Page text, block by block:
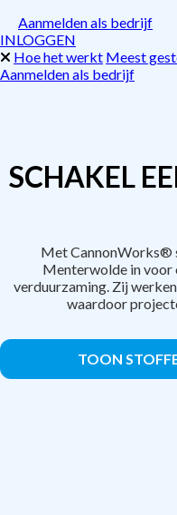
Aanmelden als bedrijf
INLOGGEN
Hoe het werkt Meest
Aanmelden als bedrijf
SCHAKEL
Met CannonWorks®
Menterwolde in voor
verduurzaming. Zij
waardoor
TOON